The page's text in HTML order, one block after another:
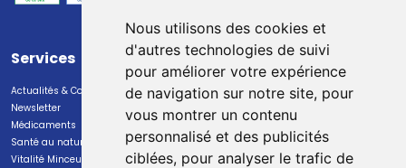
Nous utilisons des cookies et
d'autres technologies de suivi
pour améliorer votre expérience
de navigation sur notre site, pour
vous montrer un contenu
personnalisé et des publicités
ciblées, pour analyser le trafic de
Services
Actualités & Conseils
Newsletter
Médicaments
Santé au naturel
Vitalité Minceur Nutrition
Paiement
Paiement sécurisé